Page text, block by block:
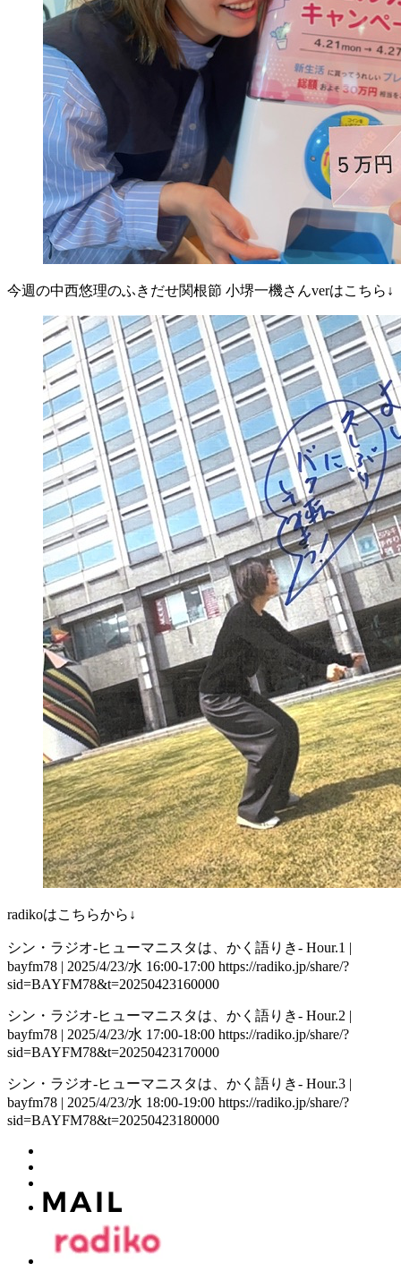
今週の中西悠理のふきだせ関根節 小堺一機さんverはこちら↓
radikoはこちらから↓
シン・ラジオ-ヒューマニスタは、かく語りき- Hour.1 |
bayfm78 | 2025/4/23/水 16:00-17:00 https://radiko.jp/share/?
sid=BAYFM78&t=20250423160000
シン・ラジオ-ヒューマニスタは、かく語りき- Hour.2 |
bayfm78 | 2025/4/23/水 17:00-18:00 https://radiko.jp/share/?
sid=BAYFM78&t=20250423170000
シン・ラジオ-ヒューマニスタは、かく語りき- Hour.3 |
bayfm78 | 2025/4/23/水 18:00-19:00 https://radiko.jp/share/?
sid=BAYFM78&t=20250423180000